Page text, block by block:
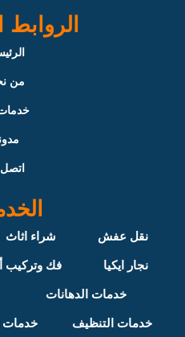
e
b
o
kمن
اتصل
نقل عفش شراء اثاث
نجار ايكيا فك وتركيب
خدمات الدهانات
خدمات التنظيف خدمات